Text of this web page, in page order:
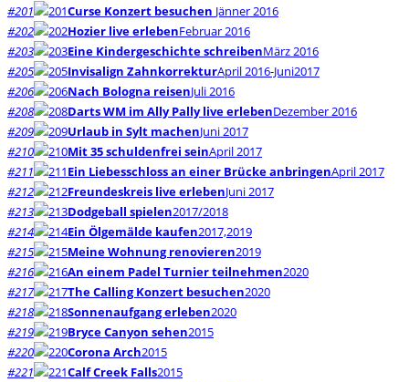
#201
Curse Konzert besuchen Jänner 2016
#202
Hozier live erlebenFebruar 2016
#203
Eine Kindergeschichte schreibenMärz 2016
#205
Invisalign ZahnkorrekturApril 2016-Juni2017
#206
Nach Bologna reisenJuli 2016
#208
Darts WM im Ally Pally live erlebenDezember 2016
#209
Urlaub in Sylt machenJuni 2017
#210
Mit 35 schuldenfrei seinApril 2017
#211
Ein Liebesschloss an einer Brücke anbringenApril 2017
#212
Freundeskreis live erlebenJuni 2017
#213
Dodgeball spielen2017/2018
#214
Ein Ölgemälde kaufen2017,2019
#215
Meine Wohnung renovieren2019
#216
An einem Padel Turnier teilnehmen2020
#217
The Calling Konzert besuchen2020
#218
Sonnenaufgang erleben2020
#219
Bryce Canyon sehen2015
#220
Corona Arch2015
#221
Calf Creek Falls2015